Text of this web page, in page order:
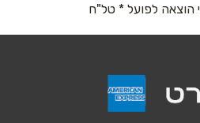
הוצאה לפועל * טל"ח